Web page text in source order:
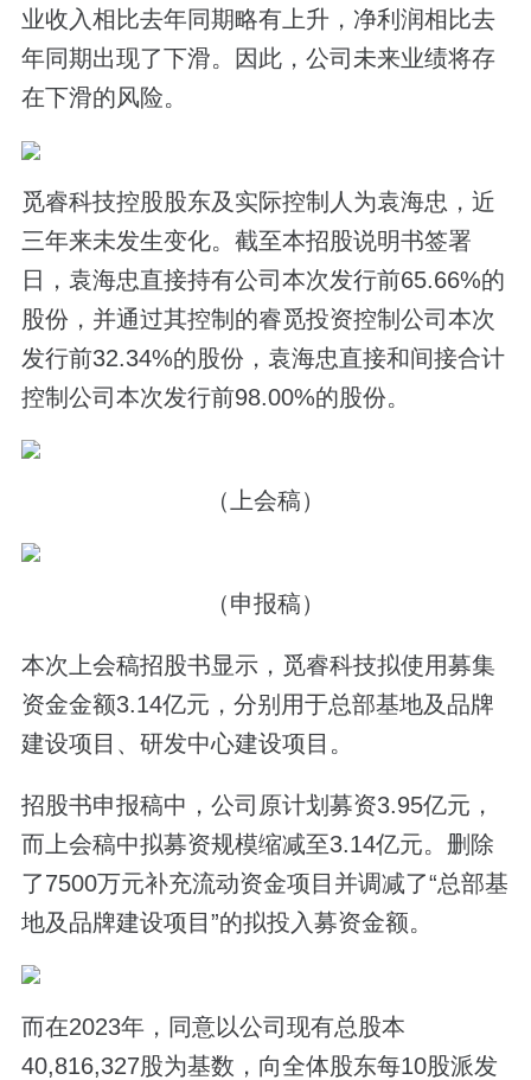
业收入相比去年同期略有上升，净利润相比去
年同期出现了下滑。因此，公司未来业绩将存
在下滑的风险。
觅睿科技控股股东及实际控制人为袁海忠，近
三年来未发生变化。截至本招股说明书签署
日，袁海忠直接持有公司本次发行前65.66%的
股份，并通过其控制的睿觅投资控制公司本次
发行前32.34%的股份，袁海忠直接和间接合计
控制公司本次发行前98.00%的股份。
（上会稿）
（申报稿）
本次上会稿招股书显示，觅睿科技拟使用募集
资金金额3.14亿元，分别用于总部基地及品牌
建设项目、研发中心建设项目。
招股书申报稿中，公司原计划募资3.95亿元，
而上会稿中拟募资规模缩减至3.14亿元。删除
了7500万元补充流动资金项目并调减了“总部基
地及品牌建设项目”的拟投入募资金额。
而在2023年，同意以公司现有总股本
40,816,327股为基数，向全体股东每10股派发